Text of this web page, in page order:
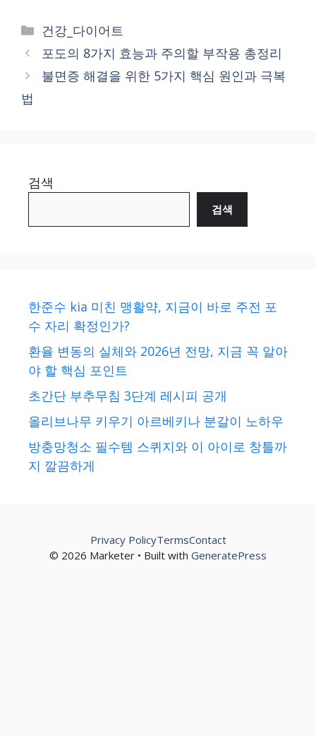
Categories
건강_다이어트
포도의 8가지 효능과 주의할 부작용 총정리
불면증 해결을 위한 5가지 핵심 원인과 극복
법
검색
검색
한준수 kia 미친 맹활약, 지금이 바로 주전 포
수 자리 확정인가?
환율 변동의 실체와 2026년 전망, 지금 꼭 알아
야 할 핵심 포인트
초간단 부추무침 3단계 레시피 공개
올리브나무 키우기 아르베키나 분갈이 노하우
방충망청소 필수템 스퀴지와 이 아이로 창틀까
지 깔끔하게
© 2026 Marketer • Built with GeneratePress
Privacy PolicyTermsContact